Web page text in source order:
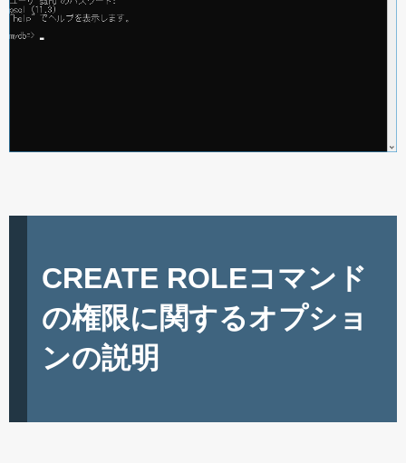
CREATE ROLEコマンド
の権限に関するオプショ
ンの説明